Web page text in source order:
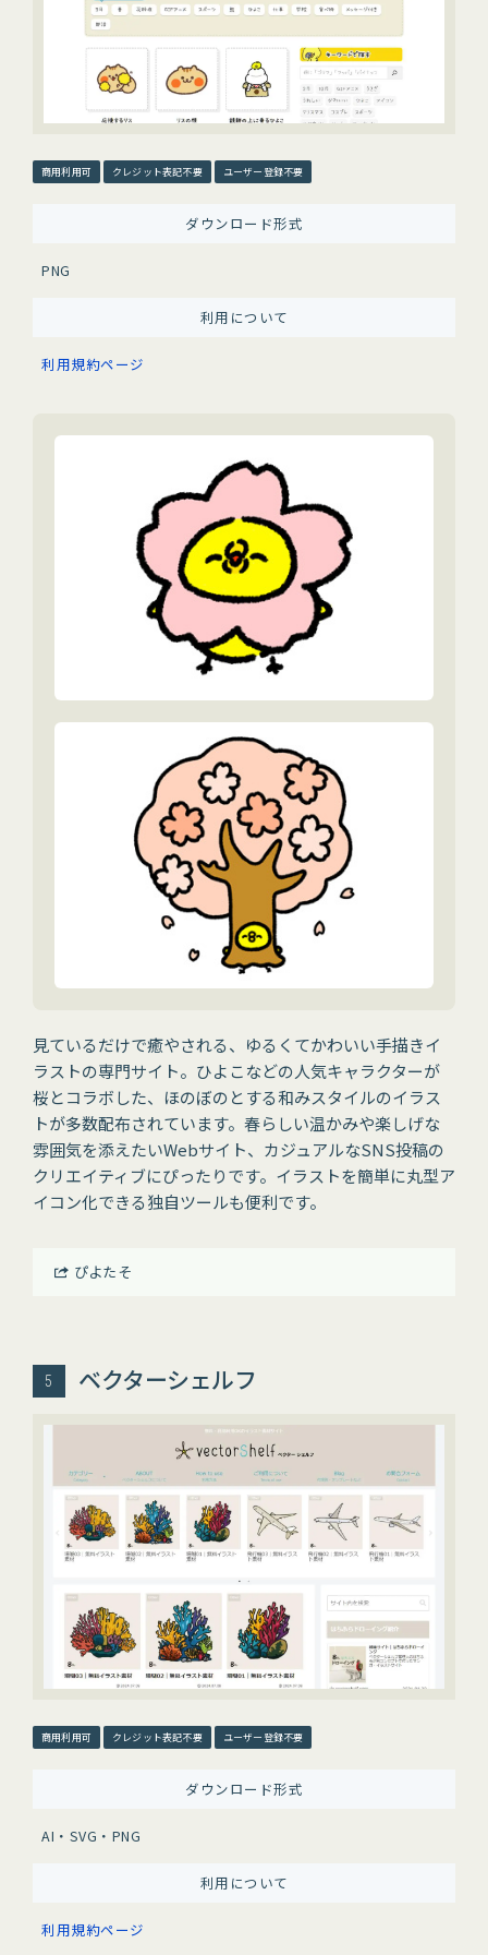
商用利用可 クレジット表記不要 ユーザー登録不要
ダウンロード形式
PNG
利用について
利用規約ページ
見ているだけで癒やされる、ゆるくてかわいい手描きイ
ラストの専門サイト。ひよこなどの人気キャラクターが
桜とコラボした、ほのぼのとする和みスタイルのイラス
トが多数配布されています。春らしい温かみや楽しげな
雰囲気を添えたいWebサイト、カジュアルなSNS投稿の
クリエイティブにぴったりです。イラストを簡単に丸型ア
イコン化できる独自ツールも便利です。
ぴよたそ
ベクターシェルフ
商用利用可 クレジット表記不要 ユーザー登録不要
ダウンロード形式
AI・SVG・PNG
利用について
利用規約ページ